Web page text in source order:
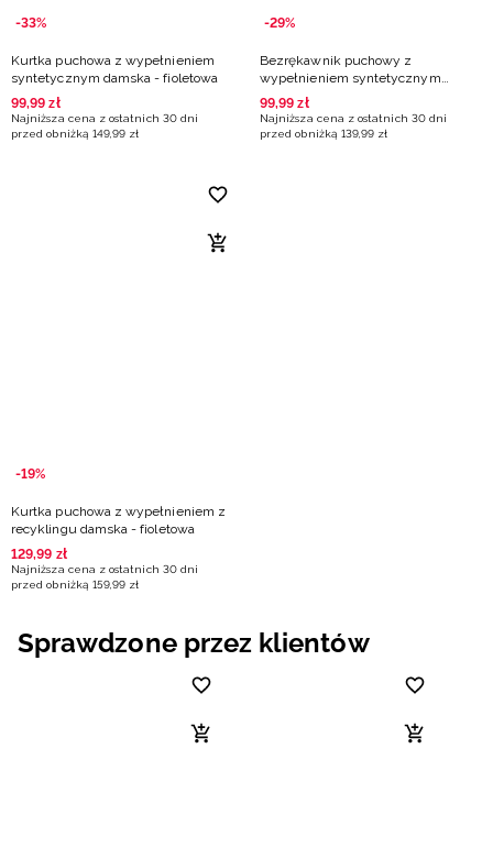
-33%
Kurtka puchowa z wypełnieniem
syntetycznym damska - fioletowa
99,99 zł
Najniższa cena z ostatnich 30 dni
przed obniżką 149,99 zł
-29%
Bezrękawnik puchowy z
wypełnieniem syntetycznym
damski - fioletowy
99,99 zł
Najniższa cena z ostatnich 30 dni
przed obniżką 139,99 zł
-19%
Kurtka puchowa z wypełnieniem z
recyklingu damska - fioletowa
129,99 zł
Najniższa cena z ostatnich 30 dni
przed obniżką 159,99 zł
Sprawdzone przez klientów